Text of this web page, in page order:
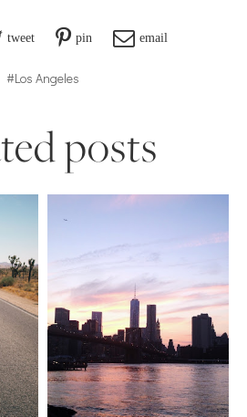
tweet pin email
#Los Angeles
posts